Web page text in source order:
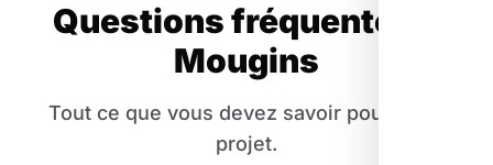
Questions fréquentes à
Mougins
Tout ce que vous devez savoir pour votre
projet.